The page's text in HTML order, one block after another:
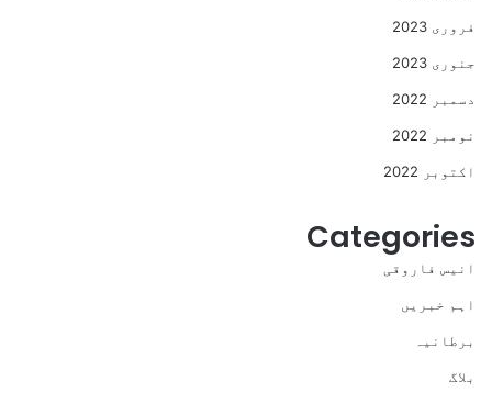
فروری 2023
جنوری 2023
دسمبر 2022
نومبر 2022
اکتوبر 2022
Categories
انیس فاروقی
اہم خبریں
برطانیہ
بلاگ